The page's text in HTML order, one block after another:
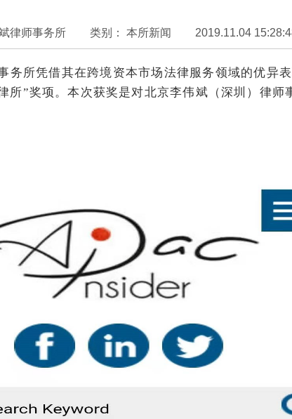
律师事务所 类别： 本所新闻 2019.11.04
务所凭借其在跨境资本市场法律服务领域的优异
所”奖项。本次获奖是对北京李伟斌（深圳）律师